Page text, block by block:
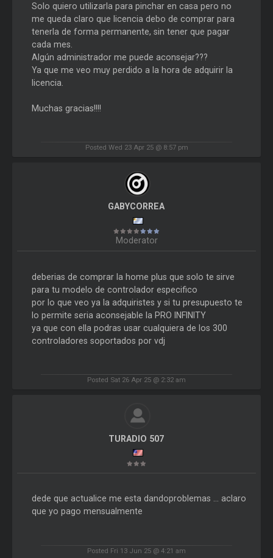
Solo quiero utilizarla para pinchar en casa pero no
me queda claro que licencia debo de comprar para
tenerla de forma permanente, sin tener que pagar
cada mes.
Algún administrador me puede aconsejar???
Ya que me veo muy perdido a la hora de adquirir la
licencia.
Muchas gracias!!!!
Posted Wed 23 Apr 25 @ 8:57 pm
GABYCORREA
Moderator
deberias de comprar la home plus que solo te sirve
para tu modelo de controlador especifico
por lo que veo ya la adquiristes y si tu presupuesto te
lo permite seria aconsejable la PRO INFINITY
ya que con ella podras usar cualquiera de los 300
controladores soportados por vdj
Posted Sat 26 Apr 25 @ 2:32 am
TURADIO 507
dede que actualice me esta dandoproblemas ... aclaro
que yo pago mensualmente
Posted Fri 13 Jun 25 @ 4:21 am